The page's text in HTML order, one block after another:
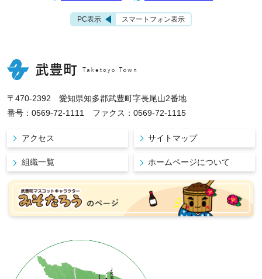
PC表示 スマートフォン表示
〒470-2392 愛知県知多郡武豊町字長尾山2番地
番号：0569-72-1111 ファクス：0569-72-1115
アクセス サイトマップ
組織一覧 ホームページについて